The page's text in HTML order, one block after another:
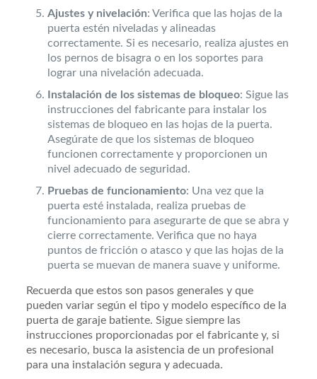
Ajustes y nivelación: Verifica que las hojas de la
puerta estén niveladas y alineadas
correctamente. Si es necesario, realiza ajustes en
los pernos de bisagra o en los soportes para
lograr una nivelación adecuada.
Instalación de los sistemas de bloqueo: Sigue las
instrucciones del fabricante para instalar los
sistemas de bloqueo en las hojas de la puerta.
Asegúrate de que los sistemas de bloqueo
funcionen correctamente y proporcionen un
nivel adecuado de seguridad.
Pruebas de funcionamiento: Una vez que la
puerta esté instalada, realiza pruebas de
funcionamiento para asegurarte de que se abra y
cierre correctamente. Verifica que no haya
puntos de fricción o atasco y que las hojas de la
puerta se muevan de manera suave y uniforme.
Recuerda que estos son pasos generales y que
pueden variar según el tipo y modelo específico de la
puerta de garaje batiente. Sigue siempre las
instrucciones proporcionadas por el fabricante y, si
es necesario, busca la asistencia de un profesional
para una instalación segura y adecuada.